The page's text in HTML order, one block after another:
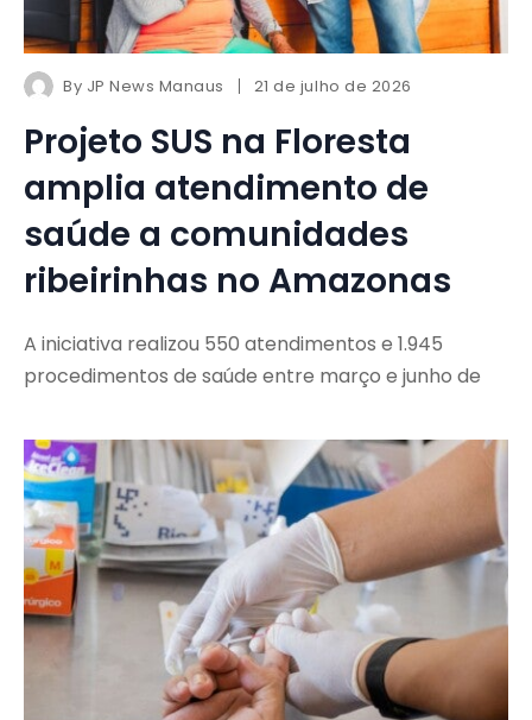
By JP News Manaus 21 de julho de 2026
Projeto SUS na Floresta
amplia atendimento de
saúde a comunidades
ribeirinhas no Amazonas
A iniciativa realizou 550 atendimentos e 1.945
procedimentos de saúde entre março e junho de